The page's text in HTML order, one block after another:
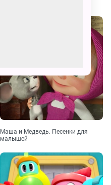
Маша и Медведь. Песенки для
малышей